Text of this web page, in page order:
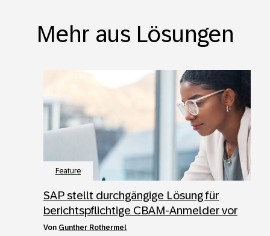
Mehr aus Lösungen
Feature
SAP stellt durchgängige Lösung für
berichtspflichtige CBAM-Anmelder vor
von Gunther Rothermel